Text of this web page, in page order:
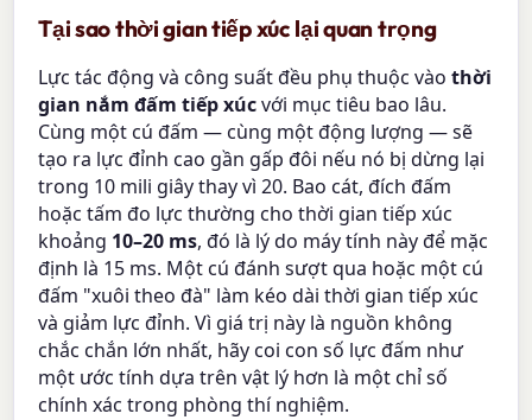
Tại sao thời gian tiếp xúc lại quan trọng
Lực tác động và công suất đều phụ thuộc vàothời
gian nắm đấm tiếp xúcvới mục tiêu bao lâu.
Cùng một cú đấm — cùng một động lượng — sẽ
tạo ra lực đỉnh cao gần gấp đôi nếu nó bị dừng lại
trong 10 mili giây thay vì 20. Bao cát, đích đấm
hoặc tấm đo lực thường cho thời gian tiếp xúc
khoảng 10–20 ms, đó là lý do máy tính này để mặc
định là 15 ms. Một cú đánh sượt qua hoặc một cú
đấm "xuôi theo đà" làm kéo dài thời gian tiếp xúc
và giảm lực đỉnh. Vì giá trị này là nguồn không
chắc chắn lớn nhất, hãy coi con số lực đấm như
một ước tính dựa trên vật lý hơn là một chỉ số
chính xác trong phòng thí nghiệm.